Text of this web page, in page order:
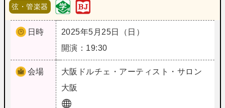
弦・管楽器
日時
2025年5月25日（日）
開演：19:30
会場 大阪 ドルチェ・アーティスト・サロン
大阪